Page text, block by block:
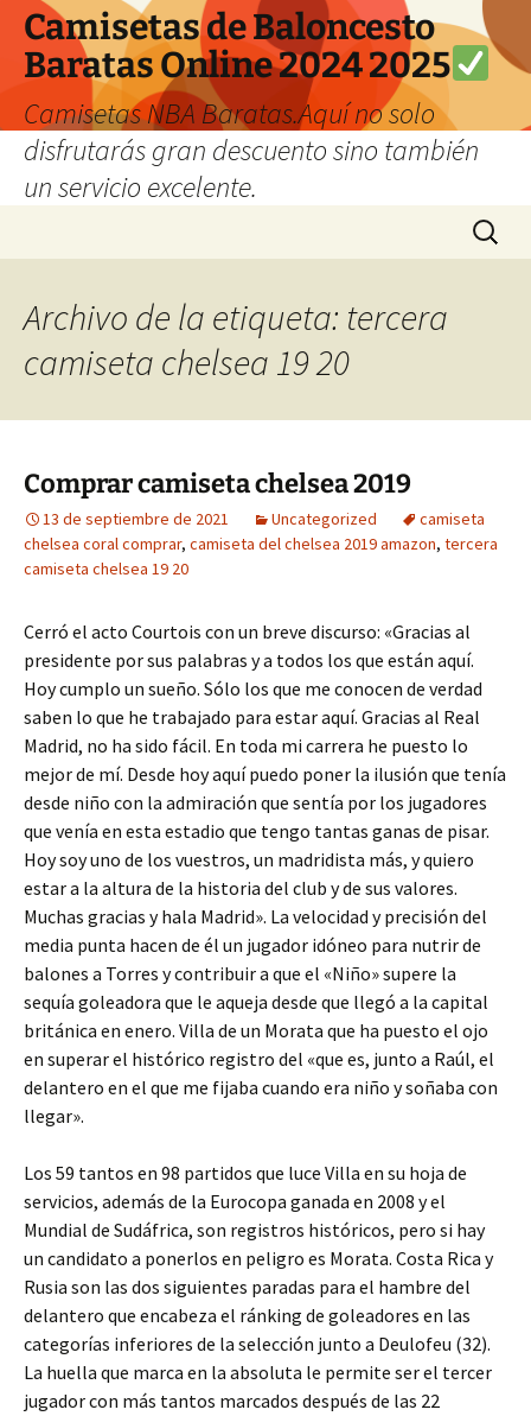
Camisetas de Baloncesto
Baratas Online 2024 2025
Camisetas NBA Baratas.Aquí no solo
disfrutarás gran descuento sino también
un servicio excelente.
Buscar:
Archivo de la etiqueta: tercera
camiseta chelsea 19 20
Comprar camiseta chelsea 2019
13 de septiembre de 2021 Uncategorized
camiseta
chelsea coral comprar, camiseta del chelsea 2019 amazon, tercera
camiseta chelsea 19 20
Cerró el acto Courtois con un breve discurso: «Gracias al
presidente por sus palabras y a todos los que están aquí.
Hoy cumplo un sueño. Sólo los que me conocen de verdad
saben lo que he trabajado para estar aquí. Gracias al Real
Madrid, no ha sido fácil. En toda mi carrera he puesto lo
mejor de mí. Desde hoy aquí puedo poner la ilusión que tenía
desde niño con la admiración que sentía por los jugadores
que venía en esta estadio que tengo tantas ganas de pisar.
Hoy soy uno de los vuestros, un madridista más, y quiero
estar a la altura de la historia del club y de sus valores.
Muchas gracias y hala Madrid». La velocidad y precisión del
media punta hacen de él un jugador idóneo para nutrir de
balones a Torres y contribuir a que el «Niño» supere la
sequía goleadora que le aqueja desde que llegó a la capital
británica en enero. Villa de un Morata que ha puesto el ojo
en superar el histórico registro del «que es, junto a Raúl, el
delantero en el que me fijaba cuando era niño y soñaba con
llegar».
Los 59 tantos en 98 partidos que luce Villa en su hoja de
servicios, además de la Eurocopa ganada en 2008 y el
Mundial de Sudáfrica, son registros históricos, pero si hay
un candidato a ponerlos en peligro es Morata. Costa Rica y
Rusia son las dos siguientes paradas para el hambre del
delantero que encabeza el ránking de goleadores en las
categorías inferiores de la selección junto a Deulofeu (32).
La huella que marca en la absoluta le permite ser el tercer
jugador con más tantos marcados después de las 22